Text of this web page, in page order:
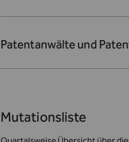
Patentanwälte und
Mutationsliste